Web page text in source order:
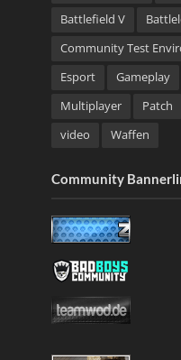
Battlefield V
Community Test
Esport
Gameplay
Multiplayer
Patch
video
Waffen
Community